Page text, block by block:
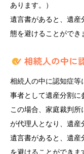
あります。）
遺言書があると、遺産
態を避けることができ
相続人の中に認知症等
事者として遺産分割に
この場合、家庭裁判所
が代理人となり、遺産
遺言書があると、遺産
を避けることができま